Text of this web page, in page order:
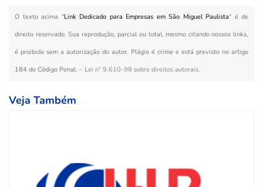
O texto acima "Link Dedicado para Empresas em São Miguel Paulista" é de
direito reservado. Sua reprodução, parcial ou total, mesmo citando nossos links,
é proibida sem a autorização do autor. Plágio é crime e está previsto no artigo
184 do Código Penal. – Lei n° 9.610-98 sobre direitos autorais.
Veja Também